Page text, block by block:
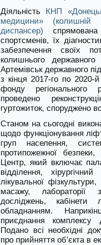
Діяльність КНП
медицини» (колишній
диспансер) спрямована
спортсменів, їх
забезпечення своїх
колишнього державного
Артемівськ державного
з кінця 2017-го по 2020-
фонду регіонального
проведено
гуртожиток, споруджено
Станом на сьогодні
щодо функціонування
груп населення,
протипожежної безпеки,
Центр, який включає
відділення,
лікувальної фізкультури,
масажу, лабораторії
досліджень, кабінети
обладнанням.
приєднання комплексу
Подано всі необхідні
про прийняття об’єкта в